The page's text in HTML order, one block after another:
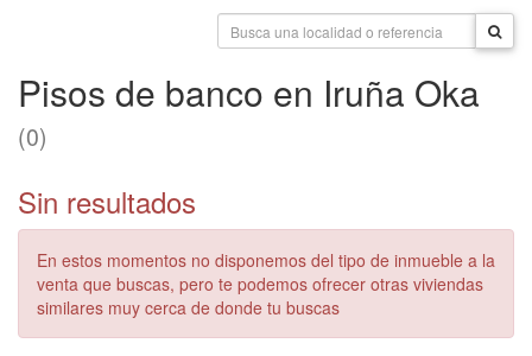
Pisos de banco en Iruña Oka
(0)
Sin resultados
En estos momentos no disponemos del tipo de inmueble a la
venta que buscas, pero te podemos ofrecer otras viviendas
similares muy cerca de donde tu buscas